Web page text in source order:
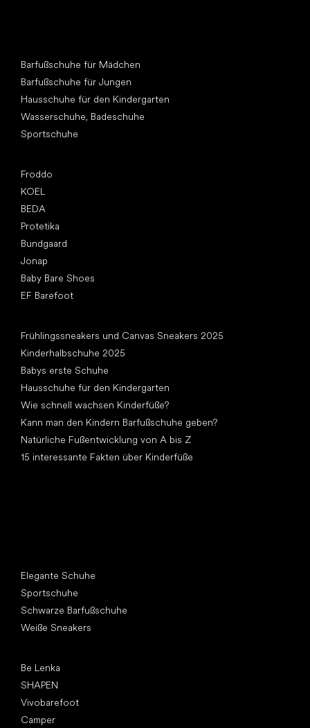
Barfußschuhe für Mädchen
Barfußschuhe für Jungen
Hausschuhe für den Kindergarten
Wasserschuhe, Badeschuhe
Sportschuhe
Froddo
KOEL
BEDA
Protetika
Bundgaard
Jonap
Baby Bare Shoes
EF Barefoot
Frühlingssneakers und Canvas Sneakers 2025
Kinderhalbschuhe 2025
Babys erste Schuhe
Hausschuhe für den Kindergarten
Wie schnell wachsen Kinderfüße?
Kann man den Kindern Barfußschuhe geben?
Natürliche Fußentwicklung von A bis Z
15 interessante Fakten über Kinderfüße
Elegante Schuhe
Sportschuhe
Schwarze Barfußschuhe
Weiße Sneakers
Be Lenka
SHAPEN
Vivobarefoot
Camper